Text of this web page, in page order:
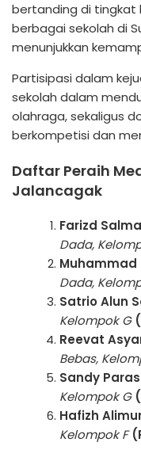
bertanding di tingkat
berbagai sekolah di
menunjukkan
Partisipasi dalam
sekolah dalam
olahraga, sekaligus
berkompetisi dan
Daftar Peraih
Jalancagak
Farizd
Dada,
Muhammad
Dada,
Satrio Alun
Kelompok G
Reevat
Bebas,
Sandy
Kelompok G
Hafizh
Kelompok F